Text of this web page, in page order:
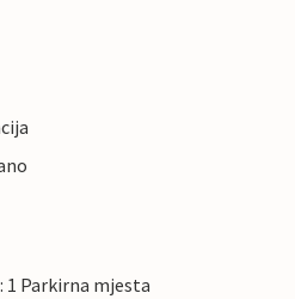
1 Parkirna mjesta